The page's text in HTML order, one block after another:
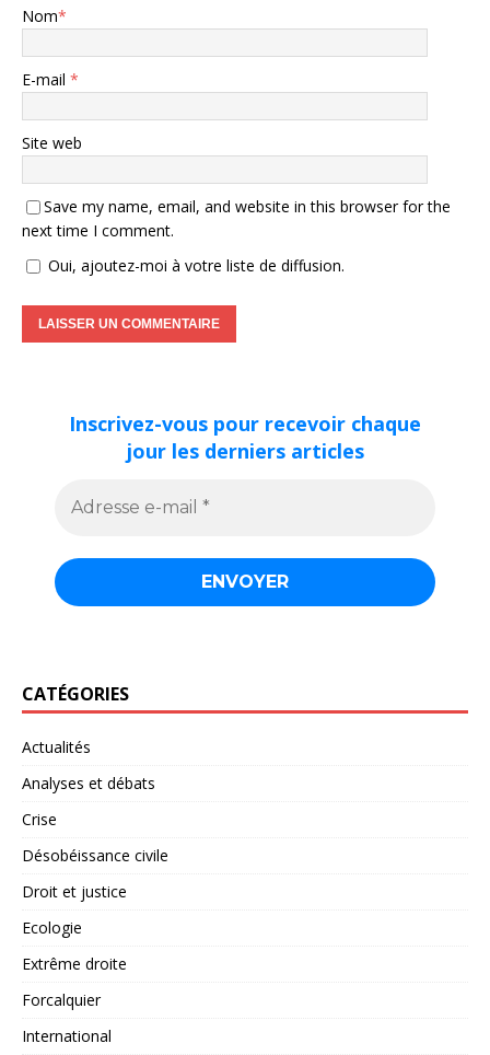
Nom*
E-mail *
Site web
Save my name, email, and website in this browser for the
next time I comment.
Oui, ajoutez-moi à votre liste de diffusion.
Inscrivez-vous pour recevoir chaque
jour les derniers articles
CATÉGORIES
Actualités
Analyses et débats
Crise
Désobéissance civile
Droit et justice
Ecologie
Extrême droite
Forcalquier
International